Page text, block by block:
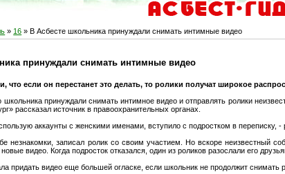
» 16 » В Асбесте школьника принуждали снимать интимные видео
принуждали снимать интимные видео
что если он перестанет это делать, то ролики получат широкое
школьника принуждали снимать интимное видео и отправлять ролики
рассказал источник в правоохранительных органах.
аккаунты с женскими именами, вступило с подростком в переписку, -
незнакомки, записал ролик со своим участием. Но вскоре неизвестный
видео. Когда подросток отказался, один из роликов разослали его
придать видео еще большей огласке, если школьник не продолжит снимать